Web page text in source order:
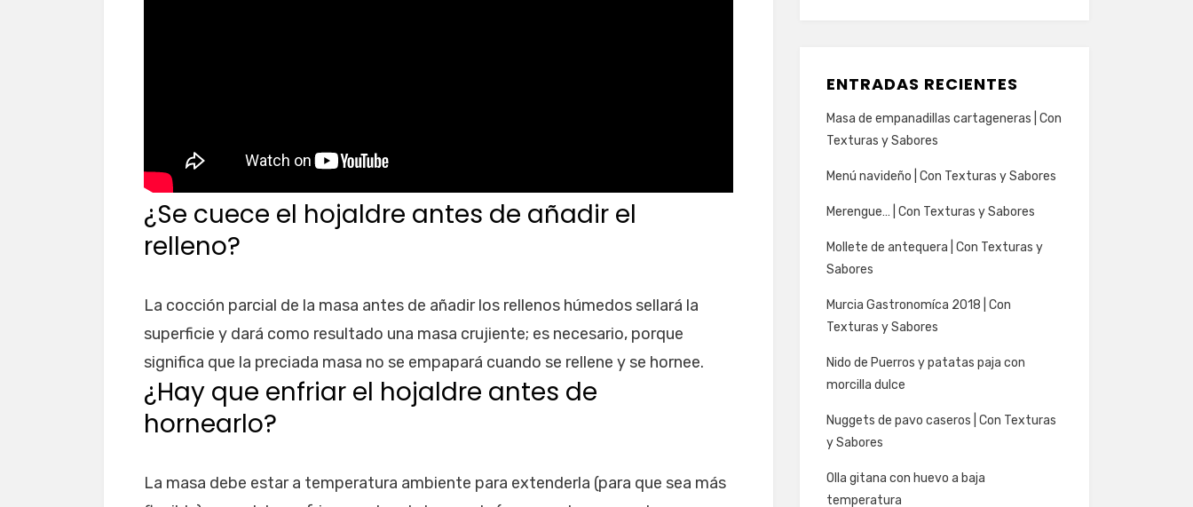
¿Se cuece el hojaldre antes de añadir el
relleno?
La cocción parcial de la masa antes de añadir los rellenos húmedos sellará la
superficie y dará como resultado una masa crujiente; es necesario, porque
significa que la preciada masa no se empapará cuando se rellene y se hornee.
¿Hay que enfriar el hojaldre antes de
hornearlo?
La masa debe estar a temperatura ambiente para extenderla (para que sea más
ENTRADAS RECIENTES
Masa de empanadillas cartageneras | Con
Texturas y Sabores
Menú navideño | Con Texturas y Sabores
Merengue… | Con Texturas y Sabores
Mollete de antequera | Con Texturas y
Sabores
Murcia Gastronomíca 2018 | Con
Texturas y Sabores
Nido de Puerros y patatas paja con
morcilla dulce
Nuggets de pavo caseros | Con Texturas
y Sabores
Olla gitana con huevo a baja
temperatura